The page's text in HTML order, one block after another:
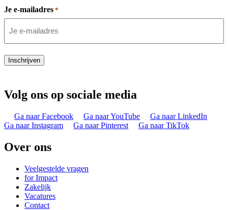
Je e-mailadres *
Inschrijven
Volg ons op sociale media
Ga naar Facebook Ga naar YouTube
Ga naar LinkedIn
Ga naar Instagram
Ga naar Pinterest Ga naar TikTok
Over ons
Veelgestelde vragen
for Impact
Zakelijk
Vacatures
Contact